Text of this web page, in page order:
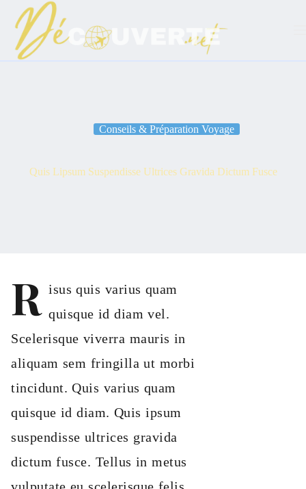
contenu
Conseils & Préparation Voyage
Quis Lipsum Suspendisse Ultrices Gravida Dictum Fusce
R isus quis varius quam
quisque id diam vel.
Scelerisque viverra mauris in
aliquam sem fringilla ut morbi
tincidunt. Quis varius quam
quisque id diam. Quis ipsum
suspendisse ultrices gravida
dictum fusce. Tellus in metus